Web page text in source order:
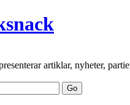
artiklar, nyheter,